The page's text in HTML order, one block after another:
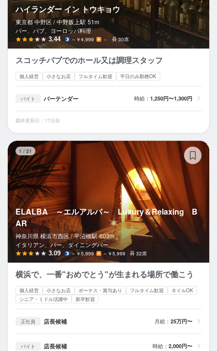
ハイランダー イン トウキョウ
東京都 中野区 / 中野坂上駅 51m
バー、パブ、ヨーロッパ料理
3.44 ～￥4,999 － 30席
スコッチパブでのホール又は調理スタッフ
個人経営 小さなお店 フルタイム歓迎 平日のみ勤務OK
バイト バーテンダー 時給： 1,250円〜1,300円
最終更新日：17日前
1 / 21
ELALBA ～エルアルバ～ Luxury＆Relaxing B
AR
神奈川県 横浜市西区 / 平沼橋駅 603m
イタリアン、バー、ダイニングバー
3.09 ～￥5,999 ～￥5,999 32席
横浜で、一番"おめでとう"が生まれる場所で働こう
個人経営 小さなお店 ボーナス・賞与あり フルタイム歓迎
ネイルOK
シニア・ミドル活躍中
新卒歓迎
正社員 店長候補 月給： 25万円〜
バイト 店長候補 時給： 2,000円〜